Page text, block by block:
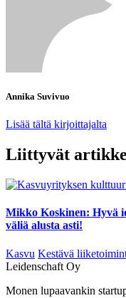
Annika Suvivuo
Lisää tältä kirjoittajalta
Liittyvät
Mikko Koskinen: Hyvä
väliä alusta asti!
Kasvu Kestävä
Leidenschaft Oy
Monen lupaavankin